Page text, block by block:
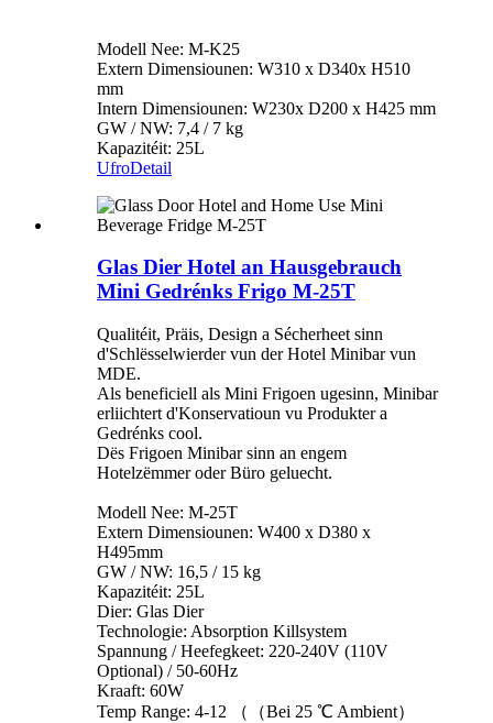
Modell Nee: M-K25
Extern Dimensiounen: W310 x D340x H510
mm
Intern Dimensiounen: W230x D200 x H425 mm
GW / NW: 7,4 / 7 kg
Kapazitéit: 25L
UfroDetail
Glas Dier Hotel an Hausgebrauch
Mini Gedrénks Frigo M-25T
Qualitéit, Präis, Design a Sécherheet sinn
d'Schlësselwierder vun der Hotel Minibar vun
MDE.
Als beneficiell als Mini Frigoen ugesinn, Minibar
erliichtert d'Konservatioun vu Produkter a
Gedrénks cool.
Dës Frigoen Minibar sinn an engem
Hotelzëmmer oder Büro geluecht.
Modell Nee: M-25T
Extern Dimensiounen: W400 x D380 x
H495mm
GW / NW: 16,5 / 15 kg
Kapazitéit: 25L
Dier: Glas Dier
Technologie: Absorption Killsystem
Spannung / Heefegkeet: 220-240V (110V
Optional) / 50-60Hz
Kraaft: 60W
Temp Range: 4-12 （（Bei 25 ℃ Ambient）